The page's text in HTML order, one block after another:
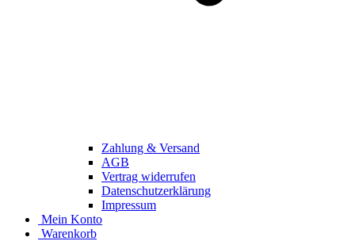
Zahlung & Versand
AGB
Vertrag widerrufen
Datenschutzerklärung
Impressum
Mein Konto
Warenkorb